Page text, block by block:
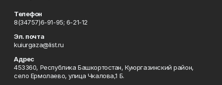
Телефон
8(34757)6-91-95; 6-21-12
Эл. почта
kuiurgaza@list.ru
Адрес
453360, Республика Башкортостан, Куюргазинский район,
село Ермолаево, улица Чкалова,1 Б.